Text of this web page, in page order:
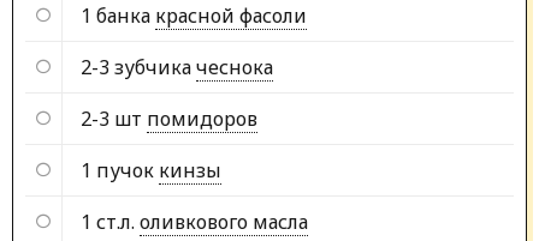
1 банка красной фасоли
2-3 зубчикачеснока
2-3 шт помидоров
1 пучок кинзы
1 ст.л. оливкового масла